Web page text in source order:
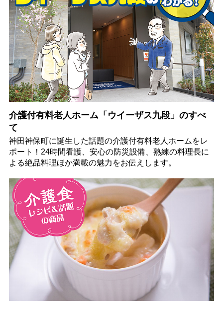
介護付有料老人ホーム「ウイーザス九段」のすべ
て
神田神保町に誕生した話題の介護付有料老人ホームをレ
ポート！24時間看護、安心の防災設備、熟練の料理長に
よる絶品料理ほか満載の魅力をお伝えします。